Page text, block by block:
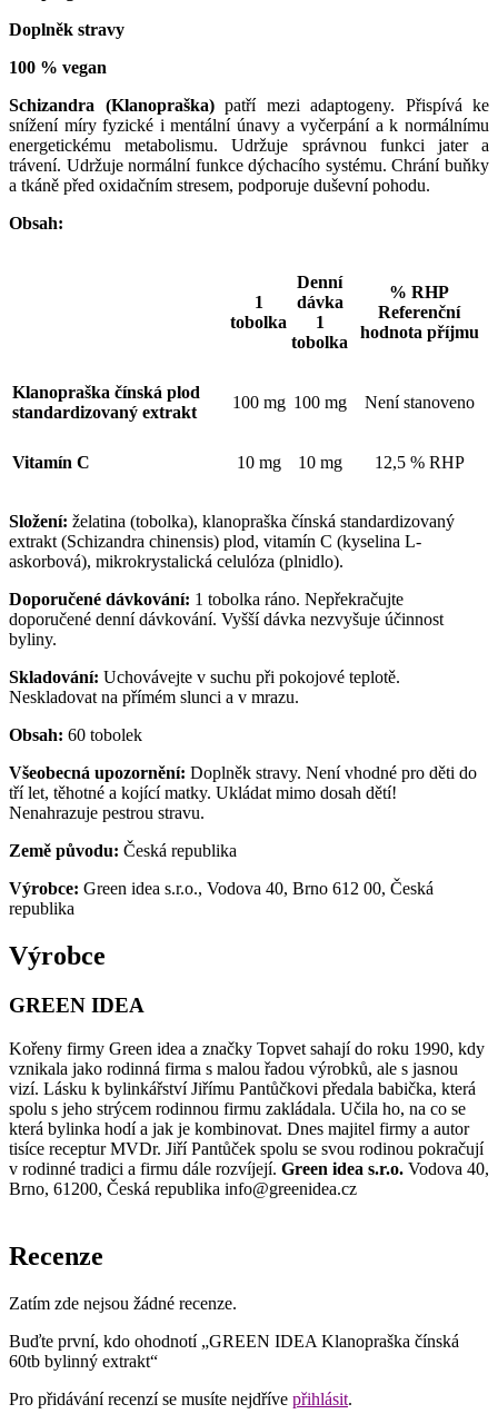
Doplněk stravy
100 % vegan
Schizandra (Klanopraška) patří mezi adaptogeny. Přispívá ke
snížení míry fyzické i mentální únavy a vyčerpání a k normálnímu
energetickému metabolismu. Udržuje správnou funkci jater a
trávení. Udržuje normální funkce dýchacího systému. Chrání buňky
a tkáně před oxidačním stresem, podporuje duševní pohodu.
Obsah:
1
tobolka
Denní
dávka
1
tobolka
% RHP
Referenční
hodnota příjmu
Klanopraška čínská plod
standardizovaný extrakt
100 mg 100 mg Není stanoveno
Vitamín C 10 mg 10 mg 12,5 % RHP
Složení: želatina (tobolka), klanopraška čínská standardizovaný
extrakt (Schizandra chinensis) plod, vitamín C (kyselina L-
askorbová), mikrokrystalická celulóza (plnidlo).
Doporučené dávkování: 1 tobolka ráno. Nepřekračujte
doporučené denní dávkování. Vyšší dávka nezvyšuje účinnost
byliny.
Skladování: Uchovávejte v suchu při pokojové teplotě.
Neskladovat na přímém slunci a v mrazu.
Obsah: 60 tobolek
Všeobecná upozornění: Doplněk stravy. Není vhodné pro děti do
tří let, těhotné a kojící matky. Ukládat mimo dosah dětí!
Nenahrazuje pestrou stravu.
Země původu: Česká republika
Výrobce: Green idea s.r.o., Vodova 40, Brno 612 00, Česká
republika
Výrobce
GREEN IDEA
Kořeny firmy Green idea a značky Topvet sahají do roku 1990, kdy
vznikala jako rodinná firma s malou řadou výrobků, ale s jasnou
vizí. Lásku k bylinkářství Jiřímu Pantůčkovi předala babička, která
spolu s jeho strýcem rodinnou firmu zakládala. Učila ho, na co se
která bylinka hodí a jak je kombinovat. Dnes majitel firmy a autor
tisíce receptur MVDr. Jiří Pantůček spolu se svou rodinou pokračují
v rodinné tradici a firmu dále rozvíjejí. Green idea s.r.o. Vodova 40,
Brno, 61200, Česká republika info@greenidea.cz
Recenze
Zatím zde nejsou žádné recenze.
Buďte první, kdo ohodnotí „GREEN IDEA Klanopraška čínská
60tb bylinný extrakt“
Pro přidávání recenzí se musíte nejdříve přihlásit.